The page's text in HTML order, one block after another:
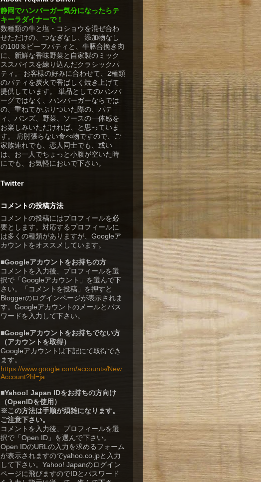
静岡でハンバーガー気分になったらテ
キーラダイナーで！
数種類の牛と塩・コショウを混ぜ合わ
せただけの、つなぎなし、添加物なし
の100％ビーフパティと、牛豚合挽き肉
に、新鮮な香味野菜と自家製のミック
ススパイスを練り込んだクラシックパ
ティ。 お客様の好みに合わせて、2種類
のパティを炭火で香ばしく焼き上げて
提供しています。 単品としてのハンバ
ーグではなく、ハンバーガーならでは
の、重ねてかぶりついた際の、パテ
ィ、バンズ、野菜、ソースの一体感を
お楽しみいただければ、と思っていま
す。 肩肘張らない食べ物ですので、ご
家族連れでも、恋人同士でも、或い
は、お一人でちょっと小腹が空いた時
にでも、お気軽においで下さい。
Twitter
コメントの投稿方法
コメントの投稿にはプロフィールを必
要とします。対応するプロフィールに
は多くの種類がありますが、Googleア
カウントをオススメしています。
■Googleアカウントをお持ちの方
コメントを入力後、プロフィールを選
択で「Googleアカウント」を選んで下
さい。「コメントを投稿」を押すと
Bloggerのログインページが表示されま
す。Googleアカウントのメールとパス
ワードを入力して下さい。
■Googleアカウントをお持ちでない方
（アカウントを取得）
Googleアカウントは下記にて取得でき
ます。
https://www.google.com/accounts/New
Account?hl=ja
■Yahoo! Japan IDをお持ちの方向け
（OpenIDを使用）
※この方法は手順が煩雑になります。
ご注意下さい。
コメントを入力後、プロフィールを選
択で「Open ID」を選んで下さい。
Open IDのURLの入力を求めるフォーム
が表示されますのでyahoo.co.jpと入力
して下さい。Yahoo! Japanのログイン
ページに飛びますのでIDとパスワード